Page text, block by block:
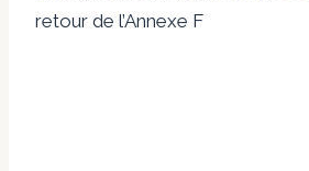
retour de l’Annexe F